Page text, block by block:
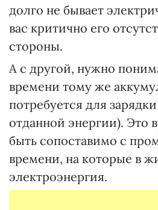
долго не бывает
вас критично его
стороны.
А с другой, нужно
времени тому же
потребуется для
отданной энергии). Это
быть сопоставимо с
времени, на которые в
электроэнергия.